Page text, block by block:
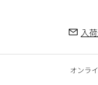
入
オンラ